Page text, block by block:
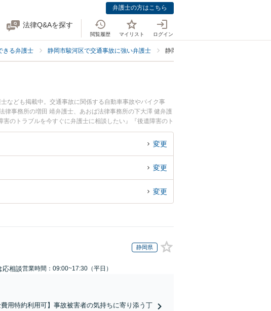
弁護士の方はこちら
法律Q&Aを探す
閲覧履歴 マイリスト ログイン
きる弁護士 静岡市駿河区で交通事故に強い弁護士 静岡市駿河区で後遺障害に強い弁護士
なども掲載中。交通事故に関係する自動車事故やバイク事
事務所の増田 靖弁護士、あおば法律事務所の下大澤 健弁護
のトラブルを今すぐに弁護士に相談したい』『後遺障害のト
護士に相談予約したい』などでお困りの相談者さんにおすす
変更
変更
変更
静岡県
応相談営業時間：09:00~17:30（平日）
用特約利用可】事故被害者の気持ちに寄り添う丁